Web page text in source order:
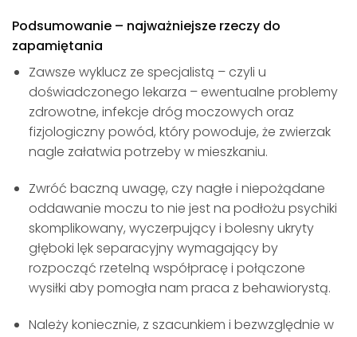
Podsumowanie – najważniejsze rzeczy do
zapamiętania
Zawsze wyklucz ze specjalistą – czyli u
doświadczonego lekarza – ewentualne problemy
zdrowotne, infekcje dróg moczowych oraz
fizjologiczny powód, który powoduje, że zwierzak
nagle załatwia potrzeby w mieszkaniu.
Zwróć baczną uwagę, czy nagłe i niepożądane
oddawanie moczu to nie jest na podłożu psychiki
skomplikowany, wyczerpujący i bolesny ukryty
głęboki lęk separacyjny wymagający by
rozpocząć rzetelną współpracę i połączone
wysiłki aby pomogła nam praca z behawiorystą.
Należy koniecznie, z szacunkiem i bezwzględnie w